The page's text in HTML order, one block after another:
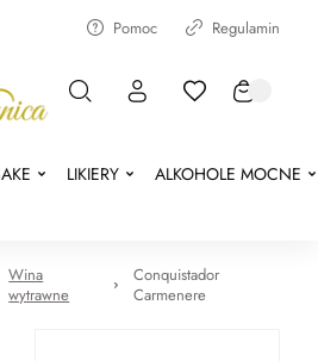
Pomoc Regulamin
LIKIERY ALKOHOLE MOCNE
Wina
wytrawne
Conquistador
Carmenere